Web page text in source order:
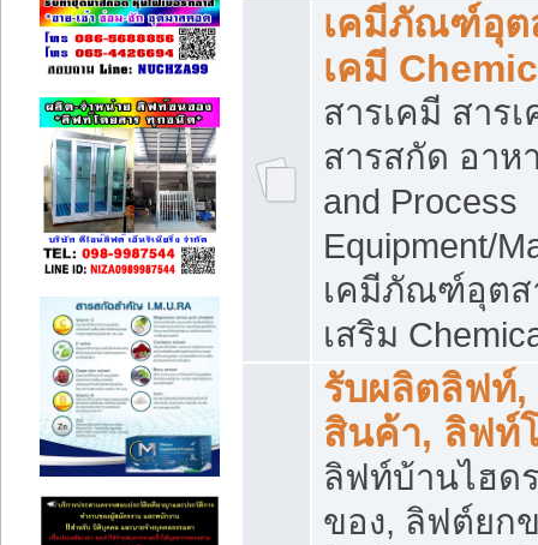
เคมีภัณฑ์อุต
เคมี
สารเคมี สาร
สารสกัด อาห
and Process
Equipment/
เคมีภัณฑ์อุตส
เสริม
รับผลิตลิฟท์
สินค้า, ลิฟท์
ลิฟท์บ้านไฮด
ของ, ลิฟต์ยก